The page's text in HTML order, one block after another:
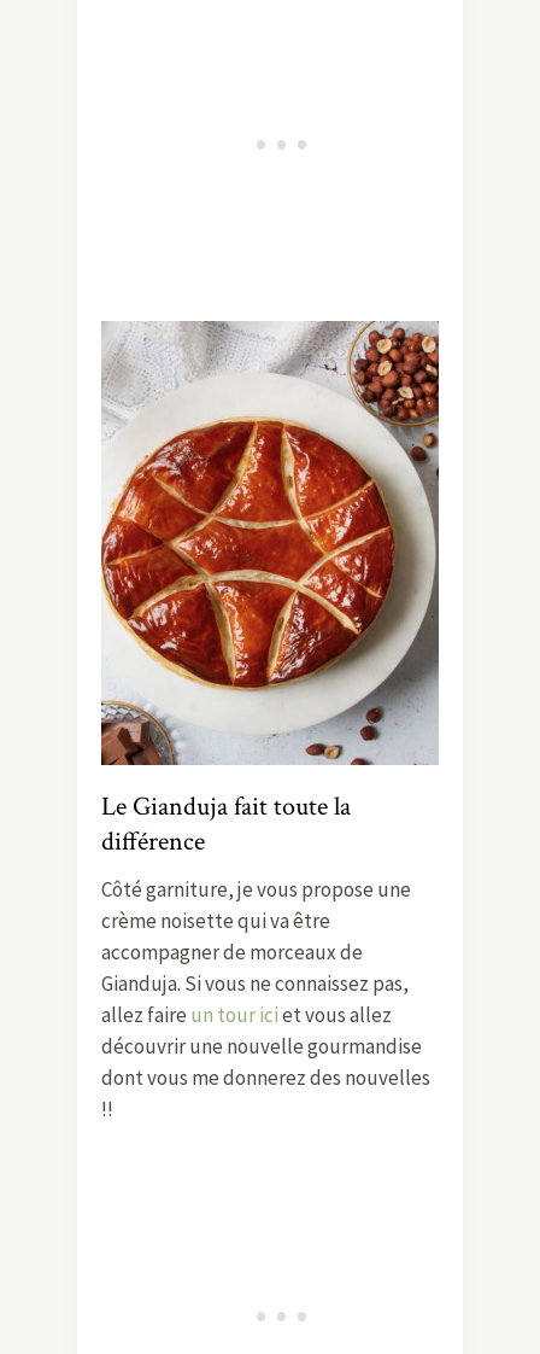
Le Gianduja fait toute la
différence
Côté garniture, je vous propose une
crème noisette qui va être
accompagner de morceaux de
Gianduja. Si vous ne connaissez pas,
allez faire un tour iciet vous allez
découvrir une nouvelle gourmandise
dont vous me donnerez des nouvelles
!!